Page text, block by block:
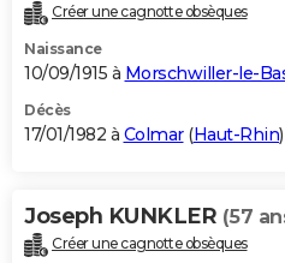
Créer une cagnotte obsèques
Naissance
10/09/1915 à Morschwiller-le-
Décès
17/01/1982 à Colmar(Haut-Rhin)
Joseph KUNKLER (57
Créer une cagnotte obsèques